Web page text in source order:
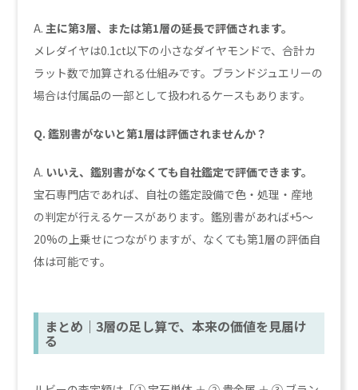
A.主に第3層、または第1層の延長で評価されます。
メレダイヤは0.1ct以下の小さなダイヤモンドで、合計カ
ラット数で加算される仕組みです。ブランドジュエリーの
場合は付属品の一部として扱われるケースもあります。
Q. 鑑別書がないと第1層は評価されませんか？
A. いいえ、鑑別書がなくても自社鑑定で評価できます。
宝石専門店であれば、自社の鑑定設備で色・処理・産地
の判定が行えるケースがあります。鑑別書があれば+5〜
20%の上乗せにつながりますが、なくても第1層の評価自
体は可能です。
まとめ｜3層の足し算で、本来の価値を見届け
る